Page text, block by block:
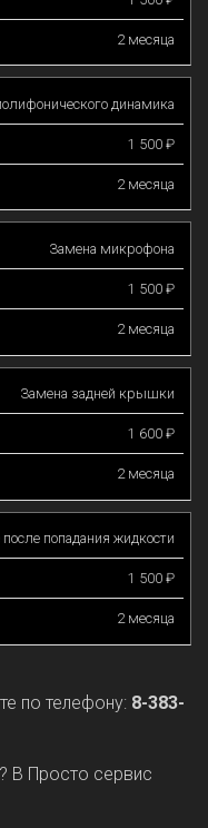
2 месяца
динамика
1 500 ₽
2 месяца
Замена микрофона
1 500 ₽
2 месяца
Замена задней крышки
1 600 ₽
2 месяца
попадания жидкости
1 500 ₽
2 месяца
по телефону: 8-383-
В Просто сервис